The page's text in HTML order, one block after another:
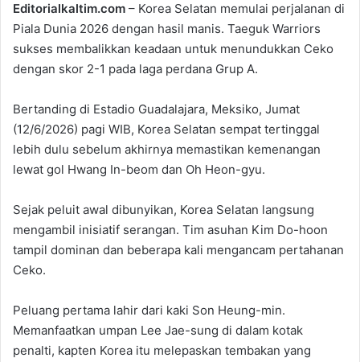
Editorialkaltim.com – Korea Selatan memulai perjalanan di
Piala Dunia 2026 dengan hasil manis. Taeguk Warriors
sukses membalikkan keadaan untuk menundukkan Ceko
dengan skor 2-1 pada laga perdana Grup A.
Bertanding di Estadio Guadalajara, Meksiko, Jumat
(12/6/2026) pagi WIB, Korea Selatan sempat tertinggal
lebih dulu sebelum akhirnya memastikan kemenangan
lewat gol Hwang In-beom dan Oh Heon-gyu.
Sejak peluit awal dibunyikan, Korea Selatan langsung
mengambil inisiatif serangan. Tim asuhan Kim Do-hoon
tampil dominan dan beberapa kali mengancam pertahanan
Ceko.
Peluang pertama lahir dari kaki Son Heung-min.
Memanfaatkan umpan Lee Jae-sung di dalam kotak
penalti, kapten Korea itu melepaskan tembakan yang